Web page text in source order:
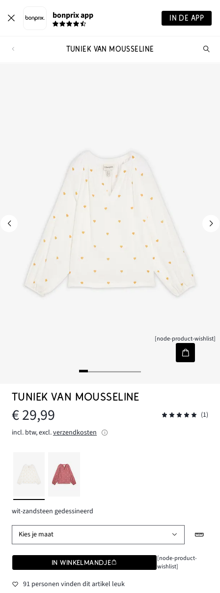
bonprix app IN DE APP
TUNIEK VAN MOUSSELINE
[node-product-wishlist]
TUNIEK VAN MOUSSELINE
€ 29,99
(1)
incl. btw, excl.verzendkosten
wit-zandsteen gedessineerd
Kies je maat
IN WINKELMANDJE
[node-product-
wishlist]
91 personen vinden dit artikel leuk